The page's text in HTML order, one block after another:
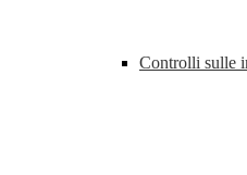
Controlli sulle